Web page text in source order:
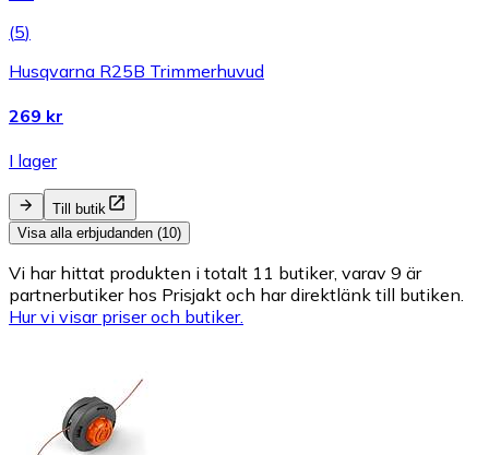
(5)
Husqvarna R25B Trimmerhuvud
269 kr
I lager
Till butik
Visa alla erbjudanden (10)
Vi har hittat produkten i totalt 11 butiker, varav 9 är
partnerbutiker hos Prisjakt och har direktlänk till butiken.
Hur vi visar priser och butiker.